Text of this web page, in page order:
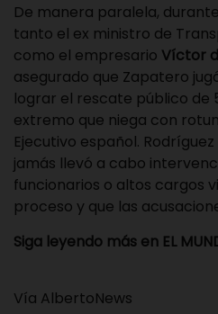
De manera paralela,
tanto el ex ministro de
como el empresario Víctor
asegurado que Zapatero
lograr el rescate público de
extremo que niega con
Ejecutivo español.
jamás llevó a cabo
funcionarios o altos cargos
proceso y que las
Siga leyendo más en EL
Vía AlbertoNews